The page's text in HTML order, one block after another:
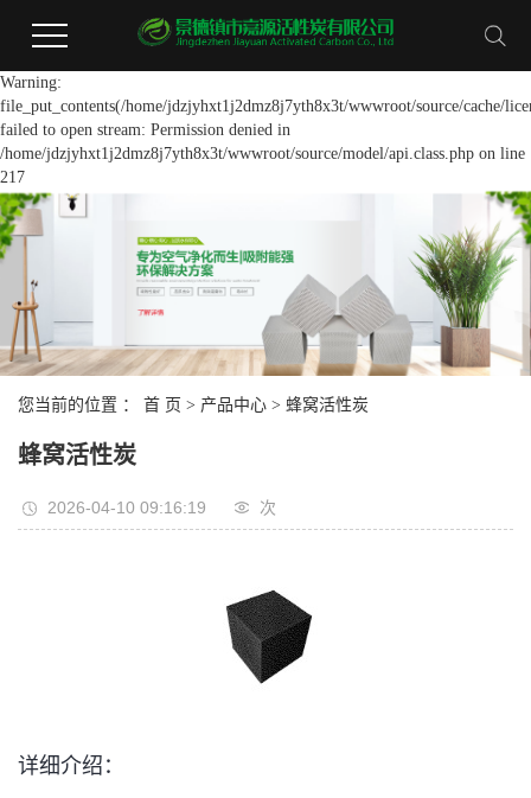
Warning:
file_put_contents(/home/jdzjyhxt1j2dmz8j7yth8x3t/wwwroot/source/cache/
failed to open stream: Permission denied in
/home/jdzjyhxt1j2dmz8j7yth8x3t/wwwroot/source/model/api.class.php on line
217
您当前的位置 ： 首 页 > 产品中心 > 蜂窝活性炭
蜂窝活性炭
2026-04-10 09:16:19 次
详细介绍：